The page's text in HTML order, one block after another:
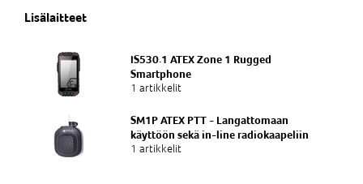
Lisälaitteet
IS530.1 ATEX Zone 1 Rugged
Smartphone
1 artikkelit
SM1P ATEX PTT - Langattomaan
käyttöön sekä in-line radiokaapeliin
1 artikkelit